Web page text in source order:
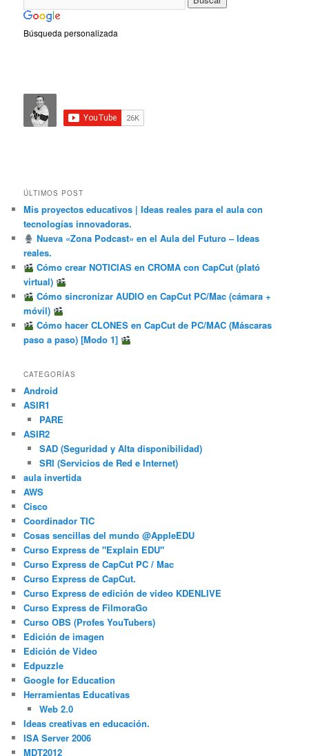
Búsqueda personalizada
ÚLTIMOS POST
Mis proyectos educativos | Ideas reales para el aula con
tecnologías innovadoras.
Nueva «Zona Podcast» en el Aula del Futuro – Ideas
reales.
Cómo crear NOTICIAS en CROMA con CapCut (plató
virtual)
Cómo sincronizar AUDIO en CapCut PC/Mac (cámara +
móvil)
Cómo hacer CLONES en CapCut de PC/MAC (Máscaras
paso a paso) [Modo 1]
CATEGORÍAS
Android
ASIR1
PARE
ASIR2
SAD (Seguridad y Alta disponibilidad)
SRI (Servicios de Red e Internet)
aula invertida
AWS
Cisco
Coordinador TIC
Cosas sencillas del mundo @AppleEDU
Curso Express de "Explain EDU"
Curso Express de CapCut PC / Mac
Curso Express de CapCut.
Curso Express de edición de video KDENLIVE
Curso Express de FilmoraGo
Curso OBS (Profes YouTubers)
Edición de imagen
Edición de Video
Edpuzzle
Google for Education
Herramientas Educativas
Web 2.0
Ideas creativas en educación.
ISA Server 2006
MDT2012